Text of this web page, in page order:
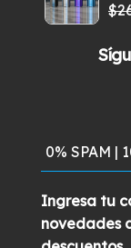
5
$
0% SPAM |
Ingresa tu
novedades